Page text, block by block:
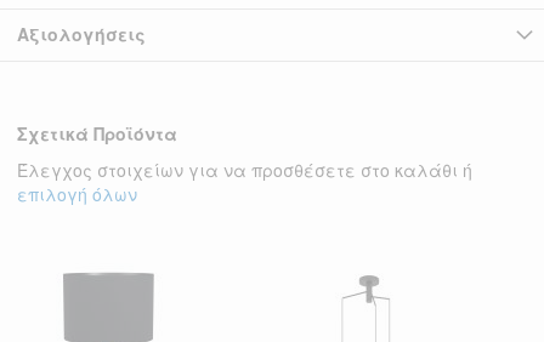
Αξιολογήσεις
Σχετικά Προϊόντα
Έλεγχος στοιχείων για να προσθέσετε στο καλάθι ή
επιλογή όλων